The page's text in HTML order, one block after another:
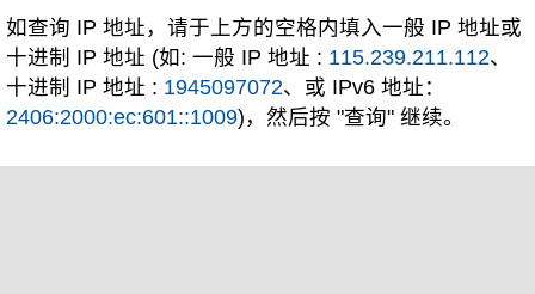
如查询 IP 地址，请于上方的空格内填入一般 IP 地址或
十进制 IP 地址 (如: 一般 IP 地址 : 115.239.211.112、
十进制 IP 地址 : 1945097072、或 IPv6 地址：
2406:2000:ec:601::1009)，然后按 "查询" 继续。